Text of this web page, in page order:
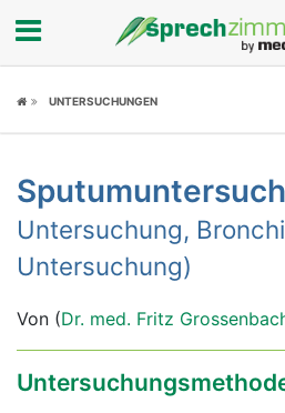
Fokus
Symptome
Untersuchungen
News
Ratgeber
UNTERSUCHUNGEN
Untersuchung,
Untersuchung)
Von (Dr. med. Fritz